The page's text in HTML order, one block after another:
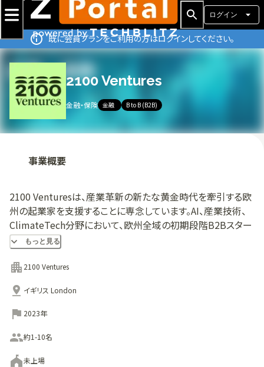
ログイン
既に会員プランをご利用の方はログインしてください。
2100 Ventures
金融・保険 金融 B to B (B2B)
事業概要
2100 Venturesは、産業革新の新たな黄金時代を牽引する欧
州の起業家を支援することに専念しています。AI、産業技術、
ClimateTech分野において、欧州全域の初期段階B2Bスター
トアップ企業へ投資を行っています。
もっと見る
2100 Ventures
イギリス London
2023年
約1-10名
未上場